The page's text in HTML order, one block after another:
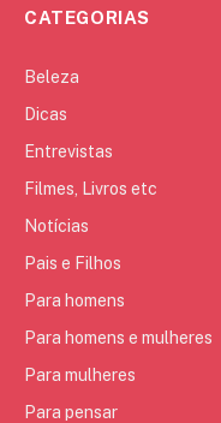
CATEGORIAS
Beleza
Dicas
Entrevistas
Filmes, Livros etc
Notícias
Pais e Filhos
Para homens
Para homens e mulheres
Para mulheres
Para pensar